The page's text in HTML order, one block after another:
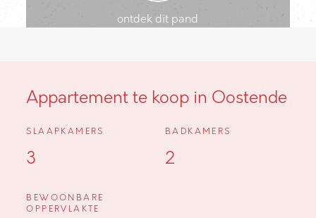
ontdek dit pand
Appartement te koop in Oostende
SLAAPKAMERS
3
BADKAMERS
2
BEWOONBARE
OPPERVLAKTE